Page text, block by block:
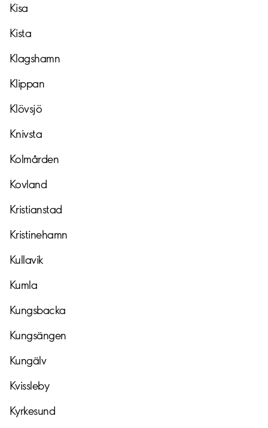
Kisa
Kista
Klagshamn
Klippan
Klövsjö
Knivsta
Kolmården
Kovland
Kristianstad
Kristinehamn
Kullavik
Kumla
Kungsbacka
Kungsängen
Kungälv
Kvissleby
Kyrkesund